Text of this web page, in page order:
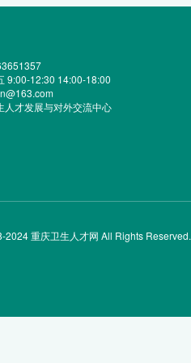
9:00-12:30 14:00-18:00
人才发展与对外交流中心
重庆卫生人才网 All Rights Reserved.